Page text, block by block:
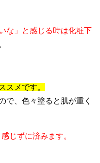
な」と感じる時は化粧下
スメです。
で、色々塗ると肌が重く
じずに済みます。